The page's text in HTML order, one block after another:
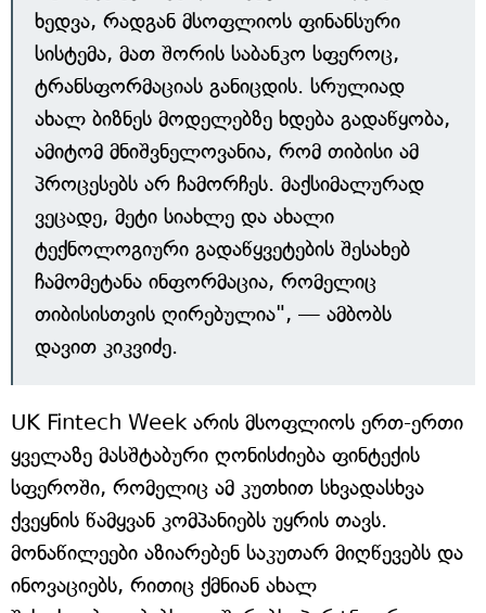
ხედვა, რადგან მსოფლიოს ფინანსური
სისტემა, მათ შორის საბანკო სფეროც,
ტრანსფორმაციას განიცდის. სრულიად
ახალ ბიზნეს მოდელებზე ხდება გადაწყობა,
ამიტომ მნიშვნელოვანია, რომ თიბისი ამ
პროცესებს არ ჩამორჩეს. მაქსიმალურად
ვეცადე, მეტი სიახლე და ახალი
ტექნოლოგიური გადაწყვეტების შესახებ
ჩამომეტანა ინფორმაცია, რომელიც
თიბისისთვის ღირებულია", — ამბობს
დავით კიკვიძე.
UK Fintech Week არის მსოფლიოს ერთ-ერთი
ყველაზე მასშტაბური ღონისძიება ფინტექის
სფეროში, რომელიც ამ კუთხით სხვადასხვა
ქვეყნის წამყვან კომპანიებს უყრის თავს.
მონაწილეები აზიარებენ საკუთარ მიღწევებს და
ინოვაციებს, რითიც ქმნიან ახალ